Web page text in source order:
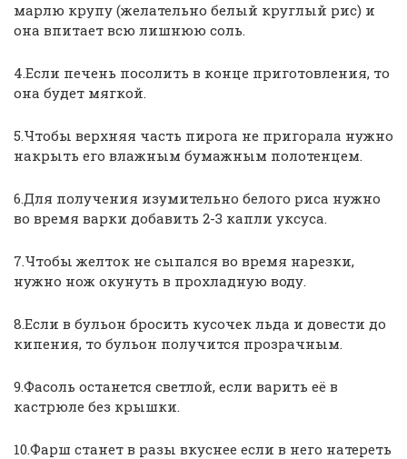
марлю крупу (желательно белый круглый рис) и
она впитает всю лишнюю соль.
4.Если печень посолить в конце приготовления, то
она будет мягкой.
5.Чтобы верхняя часть пирога не пригорала нужно
накрыть его влажным бумажным полотенцем.
6.Для получения изумительно белого риса нужно
во время варки добавить 2-3 капли уксуса.
7.Чтобы желток не сыпался во время нарезки,
нужно нож окунуть в прохладную воду.
8.Если в бульон бросить кусочек льда и довести до
кипения, то бульон получится прозрачным.
9.Фасоль останется светлой, если варить её в
кастрюле без крышки.
10.Фарш станет в разы вкуснее если в него натереть